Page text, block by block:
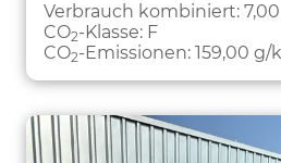
Verbrauch kombiniert:
CO2-Klasse: F
CO2-Emissionen: 159,00 g/